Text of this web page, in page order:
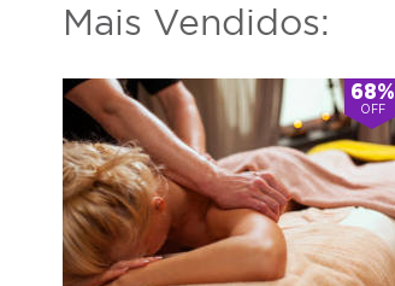
Mais Vendidos:
68%
OFF